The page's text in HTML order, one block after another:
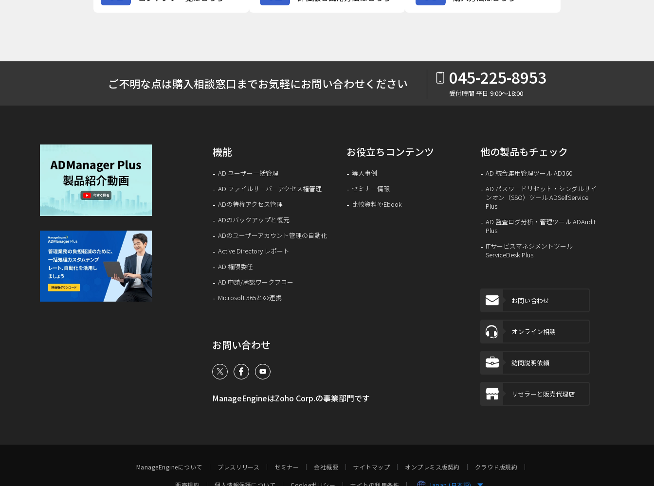
ご不明な点は購入相談窓口までお気軽にお問い合わせください 045-225-8953
受付時間 平日 9:00～18:00
機能
AD ユーザー一括管理
AD ファイルサーバーアクセス権管理
ADの特権アクセス管理
ADのバックアップと復元
ADのユーザーアカウント管理の自動化
Active Directory レポート
AD 権限委任
AD 申請/承認ワークフロー
Microsoft 365との連携
お役立ちコンテンツ
導入事例
セミナー情報
比較資料やEbook
他の製品もチェック
AD 統合運用管理ツール AD360
AD パスワードリセット・シングルサイ
ンオン（SSO）ツール ADSelfService
Plus
AD 監査ログ分析・管理ツール ADAudit
Plus
ITサービスマネジメントツール
ServiceDesk Plus
お問い合わせ
オンライン相談
訪問説明依頼
リセラーと販売代理店
お問い合わせ
ManageEngineはZoho Corp.の事業部門です
ManageEngineについて プレスリリース セミナー 会社概要 サイトマップ オンプレミス版契約 クラウド版規約